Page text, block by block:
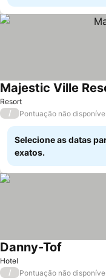
Resort
Majestic Ville
/ Pontuação não disponível
Selecione as datas
exatos.
Hotel
Danny-Tof
/ Pontuação não disponível